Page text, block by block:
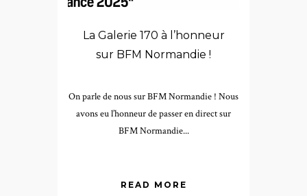
La Galerie 170 à l’honneur
sur BFM Normandie !
On parle de nous sur BFM Normandie ! Nous
avons eu l’honneur de passer en direct sur
BFM Normandie...
READ MORE